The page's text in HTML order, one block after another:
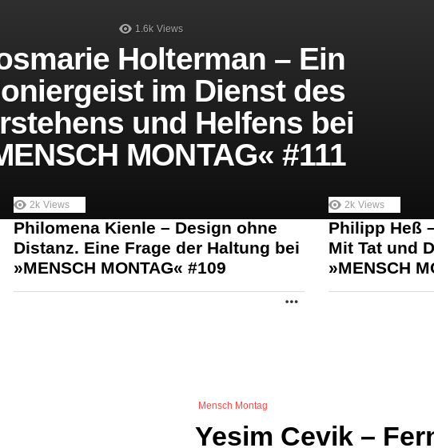
1.6k Views
Holterman – Ein
im Dienst des
und Helfens bei
MONTAG« #111
2k Views
Philomena Kienle – Design ohne
Distanz. Eine Frage der Haltung bei
»MENSCH MONTAG« #109
2k Views
Philipp Heß
Mit Tat und
»MENSCH
Mensch Montag
Yesim Cevik –